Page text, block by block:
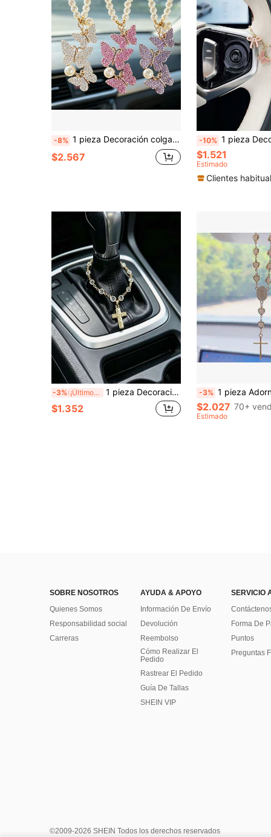
-8% 1 pieza Decoración colgante de coche con cadena de perlas y mariposa de strass, adecuada para todos los modelos de coche, adorno colgante de espejo retrovisor de coche de aleación con strass brillante, decoración interior que se puede usar como regalo
$2.567
-10% 1 pieza Decoración de volante de coche con flor y mariposa, colgante
$1.521
Estimado
Clientes
-3% ¡Últimos 3 días 1 pieza Decoración de volante de coche con cadena de cristal en forma de cruz de aleación, decoración de palanca de cambios, accesorio decorativo colgante para coche
$1.352
-3% 1 pieza Adorno colgante en forma de corazón con cruz y
$2.027 70+
Estimado
SOBRE NOSOTROS
Quienes Somos
Responsabilidad social
Carreras
AYUDA & APOYO
Información De Envío
Devolución
Reembolso
Cómo Realizar El
Pedido
Rastrear El Pedido
Guía De Tallas
SHEIN VIP
SERVICIO
Forma De
Puntos
Preguntas
©2009-2026 SHEIN Todos los derechos reservados